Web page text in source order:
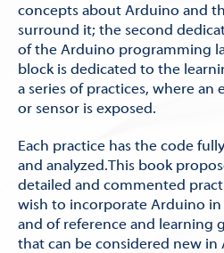
concepts about Arduino and
surround it; the second
of the Arduino programming
block is dedicated to the
a series of practices, where
or sensor is exposed.
Each practice has the code
and analyzed.This book
detailed and commented
wish to incorporate Arduino
and of reference and learning
that can be considered new